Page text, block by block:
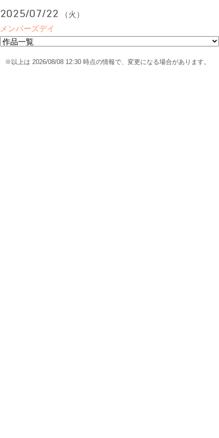
2025/07/22
（火）
メンバーズデイ
※以上は 2026/08/08 12:30 時点の情報で、変更になる場合があります。